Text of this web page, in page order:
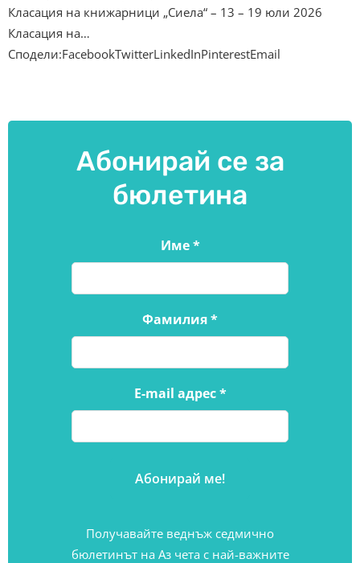
Класация на книжарници „Сиела“ – 13 – 19 юли 2026
Класация на…
Сподели:FacebookTwitterLinkedInPinterestEmail
Абонирай се за
бюлетина
Име*
Фамилия*
E-mail адрес*
Получавайте веднъж седмично
бюлетинът на Аз чета с най-важните